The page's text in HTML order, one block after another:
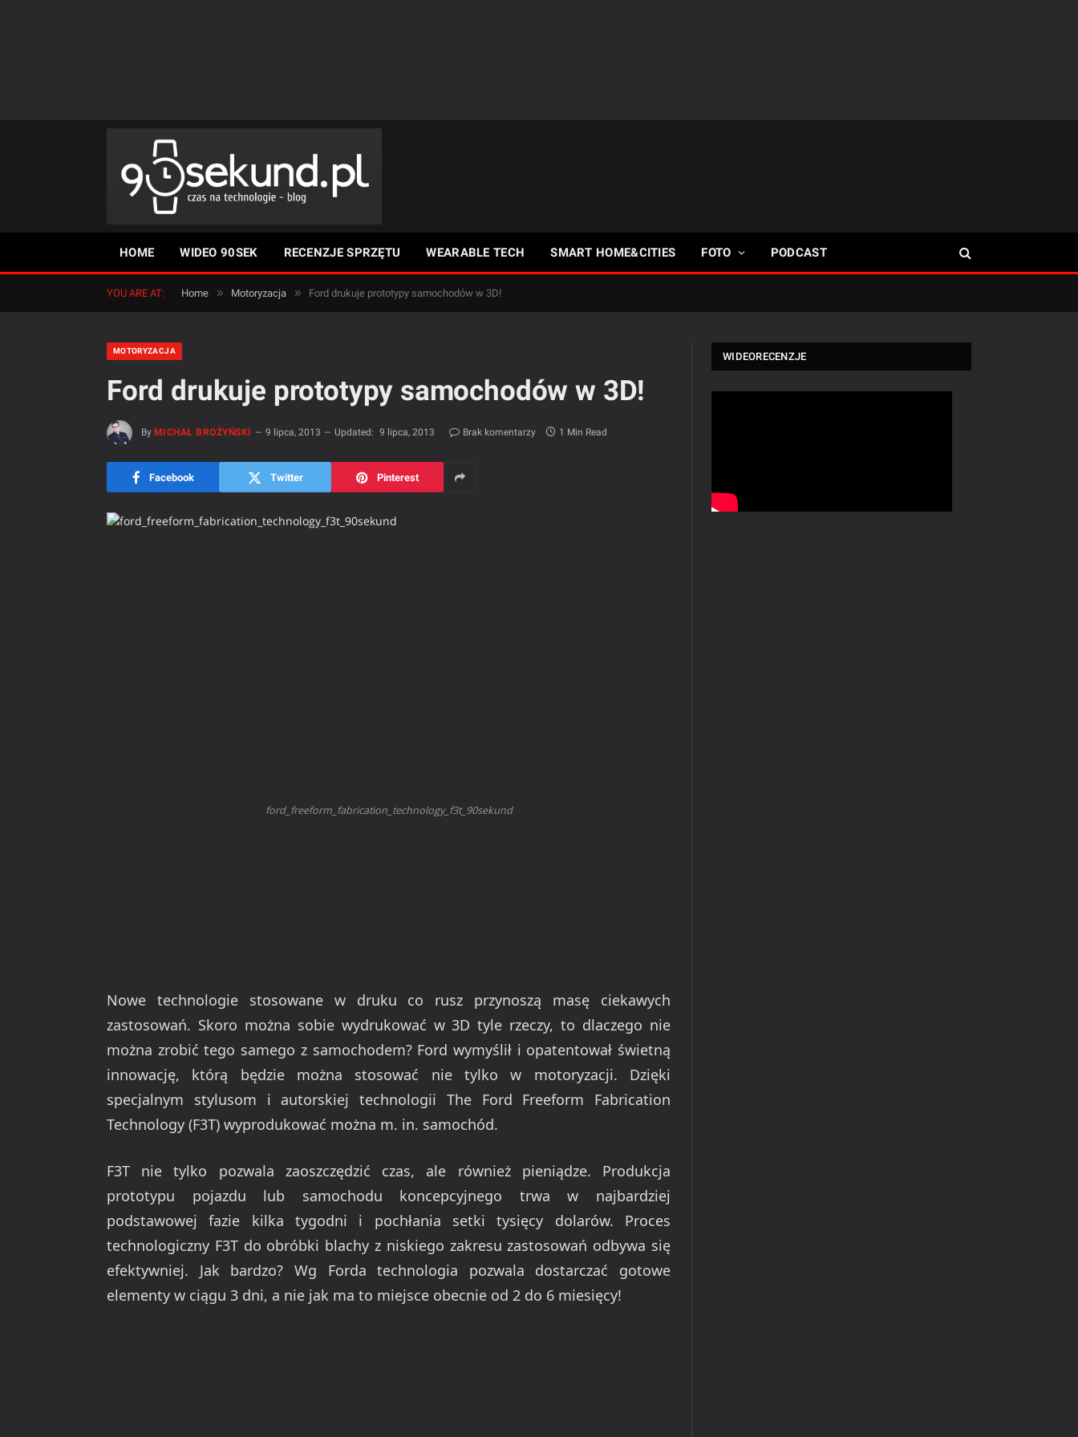
HOME WIDEO 90SEK RECENZJE SPRZĘTU WEARABLE TECH SMART HOME&CITIES FOTO PODCAST
YOU ARE AT: Home » Motoryzacja » Ford drukuje prototypy samochodów w 3D!
MOTORYZACJA
Ford drukuje prototypy samochodów w 3D!
By MICHAŁ BROŻYŃSKI 9 lipca, 2013 Updated: 9 lipca, 2013 Brak komentarzy 1 Min Read
Facebook Twitter Pinterest
ford_freeform_fabrication_technology_f3t_90sekund
Nowe technologie stosowane w druku co rusz przynoszą masę ciekawych
zastosowań. Skoro można sobie wydrukować w 3D tyle rzeczy, to dlaczego nie
można zrobić tego samego z samochodem? Ford wymyślił i opatentował świetną
innowację, którą będzie można stosować nie tylko w motoryzacji. Dzięki
specjalnym stylusom i autorskiej technologii The Ford Freeform Fabrication
Technology (F3T) wyprodukować można m. in. samochód.
F3T nie tylko pozwala zaoszczędzić czas, ale również pieniądze. Produkcja
prototypu pojazdu lub samochodu koncepcyjnego trwa w najbardziej
podstawowej fazie kilka tygodni i pochłania setki tysięcy dolarów. Proces
technologiczny F3T do obróbki blachy z niskiego zakresu zastosowań odbywa się
efektywniej. Jak bardzo? Wg Forda technologia pozwala dostarczać gotowe
elementy w ciągu 3 dni, a nie jak ma to miejsce obecnie od 2 do 6 miesięcy!
WIDEORECENZJE